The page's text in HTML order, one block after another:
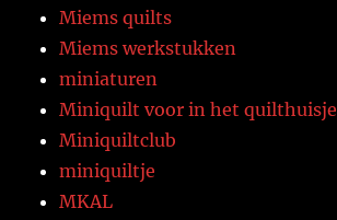
Miems quilts
Miems werkstukken
miniaturen
Miniquilt voor in het quilthuisje
Miniquiltclub
miniquiltje
MKAL